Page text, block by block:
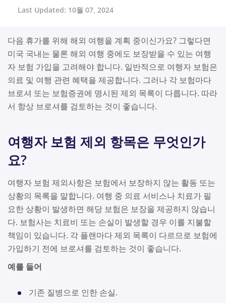
Last Updated: 10월 07, 2024
다음 휴가를 위해 해외 여행을 계획 중이신가요? 그렇다면
미국 국내는 물론 해외 여행 중에도 보장받을 수 있는 여행
자 보험 가입을 고려해야 합니다. 일반적으로 여행자 보험은
의료 및 여행 관련 혜택을 제공합니다. 그러나 각 보험마다
브로셔 또는 보험증권에 명시된 제외 목록이 다릅니다. 따라
서 항상 브로셔를 검토하는 것이 좋습니다.
여행자 보험 제외 항목은 무엇인가
요?
여행자 보험 제외사항은 보험에서 보장하지 않는 활동 또는
상황의 목록을 말합니다. 여행 중 의료 서비스나 치료가 필
요한 상황이 발생하면 해당 보험은 보장을 제공하지 않습니
다. 보험사는 치료비 또는 손실이 발생할 경우 이를 지불할
책임이 있습니다. 각 플랜마다 제외 목록이 다르므로 보험에
가입하기 전에 브로셔를 검토하는 것이 좋습니다.
예를 들어
기존 질병으로 인한 손실.